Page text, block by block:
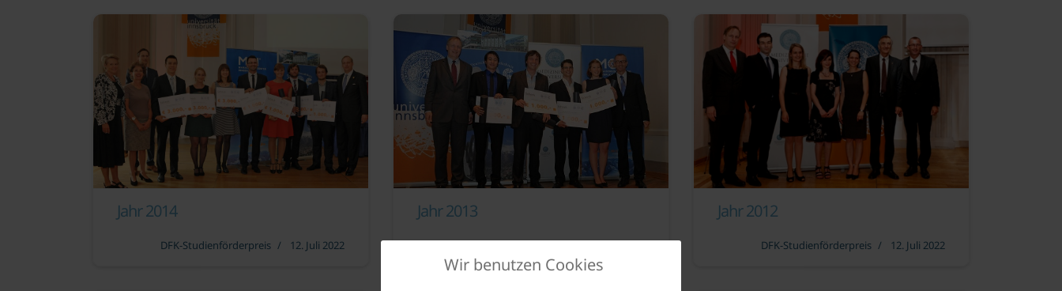
Jahr 2014
DFK-Studienförderpreis 12. Juli 2022
Jahr 2013
DFK-Studienförderpreis 12. Juli 2022
Jahr 2012
DFK-Studienförderpreis 12. Juli 2022
Wir benutzen Cookies